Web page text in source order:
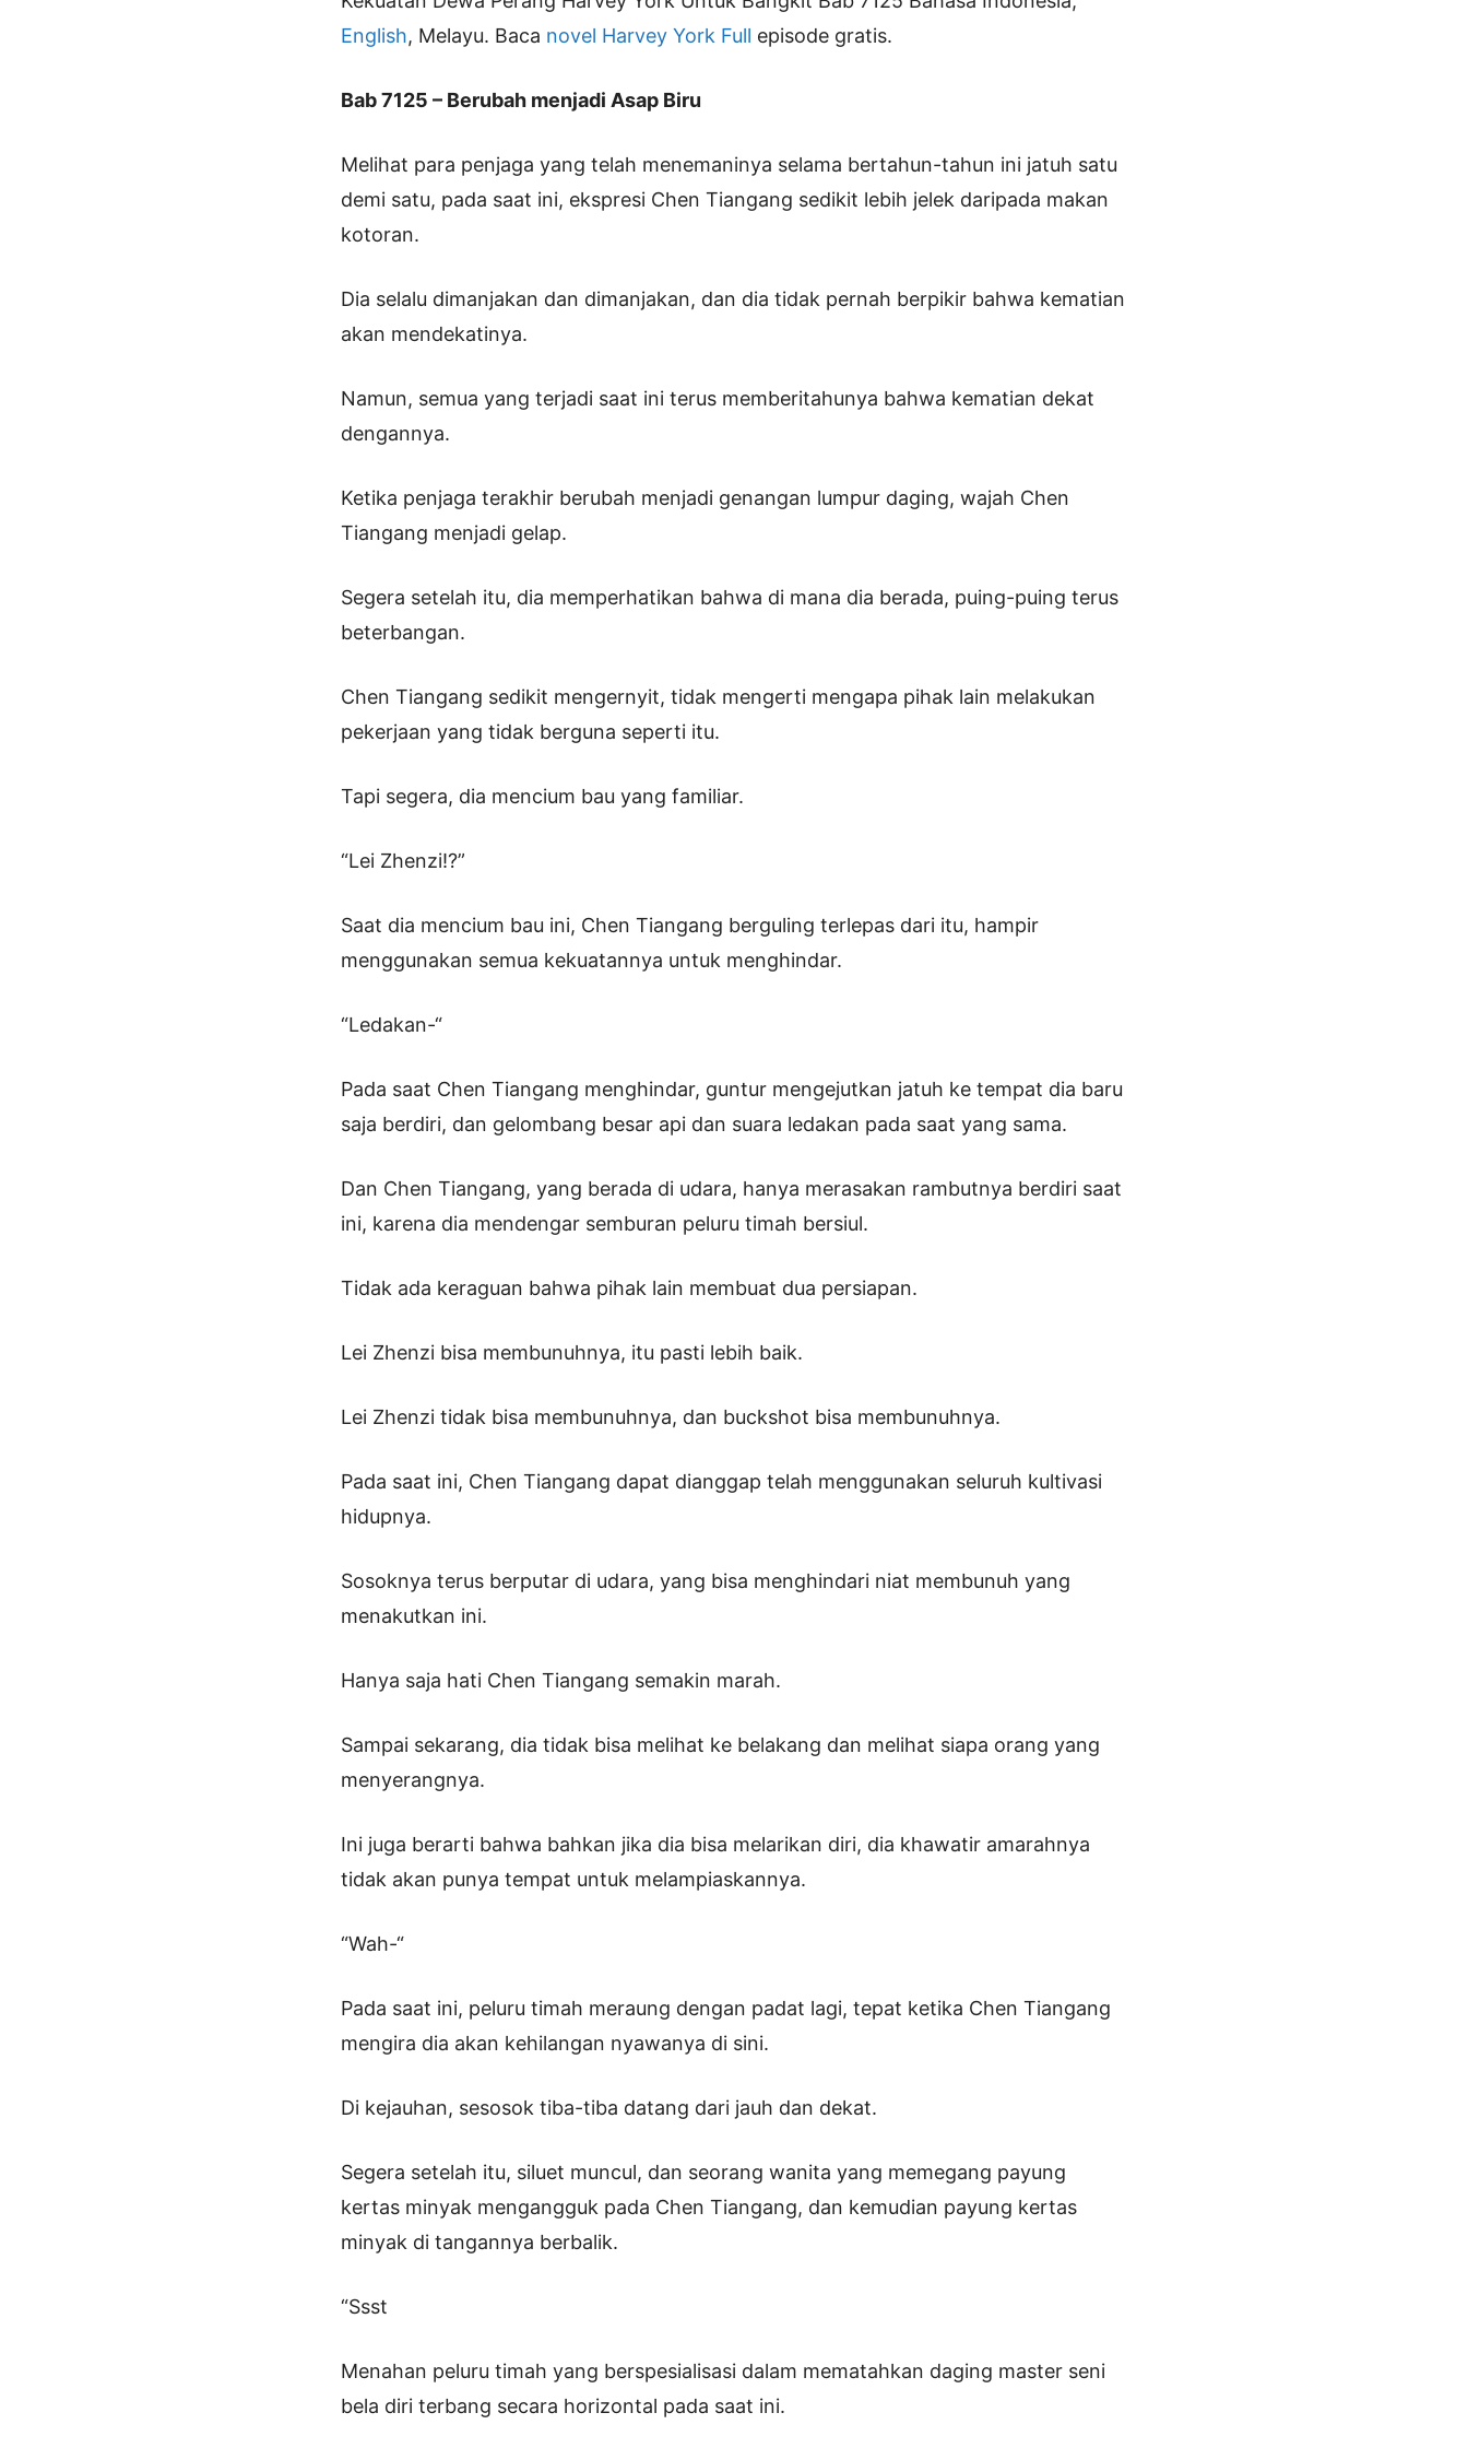
English, Melayu. Baca novel Harvey York Full episode gratis.
Bab 7125 – Berubah menjadi Asap Biru
Melihat para penjaga yang telah menemaninya selama bertahun-tahun ini jatuh satu
demi satu, pada saat ini, ekspresi Chen Tiangang sedikit lebih jelek daripada makan
kotoran.
Dia selalu dimanjakan dan dimanjakan, dan dia tidak pernah berpikir bahwa kematian
akan mendekatinya.
Namun, semua yang terjadi saat ini terus memberitahunya bahwa kematian dekat
dengannya.
Ketika penjaga terakhir berubah menjadi genangan lumpur daging, wajah Chen
Tiangang menjadi gelap.
Segera setelah itu, dia memperhatikan bahwa di mana dia berada, puing-puing terus
beterbangan.
Chen Tiangang sedikit mengernyit, tidak mengerti mengapa pihak lain melakukan
pekerjaan yang tidak berguna seperti itu.
Tapi segera, dia mencium bau yang familiar.
“Lei Zhenzi!?”
Saat dia mencium bau ini, Chen Tiangang berguling terlepas dari itu, hampir
menggunakan semua kekuatannya untuk menghindar.
“Ledakan-“
Pada saat Chen Tiangang menghindar, guntur mengejutkan jatuh ke tempat dia baru
saja berdiri, dan gelombang besar api dan suara ledakan pada saat yang sama.
Dan Chen Tiangang, yang berada di udara, hanya merasakan rambutnya berdiri saat
ini, karena dia mendengar semburan peluru timah bersiul.
Tidak ada keraguan bahwa pihak lain membuat dua persiapan.
Lei Zhenzi bisa membunuhnya, itu pasti lebih baik.
Lei Zhenzi tidak bisa membunuhnya, dan buckshot bisa membunuhnya.
Pada saat ini, Chen Tiangang dapat dianggap telah menggunakan seluruh kultivasi
hidupnya.
Sosoknya terus berputar di udara, yang bisa menghindari niat membunuh yang
menakutkan ini.
Hanya saja hati Chen Tiangang semakin marah.
Sampai sekarang, dia tidak bisa melihat ke belakang dan melihat siapa orang yang
menyerangnya.
Ini juga berarti bahwa bahkan jika dia bisa melarikan diri, dia khawatir amarahnya
tidak akan punya tempat untuk melampiaskannya.
“Wah-“
Pada saat ini, peluru timah meraung dengan padat lagi, tepat ketika Chen Tiangang
mengira dia akan kehilangan nyawanya di sini.
Di kejauhan, sesosok tiba-tiba datang dari jauh dan dekat.
Segera setelah itu, siluet muncul, dan seorang wanita yang memegang payung
kertas minyak mengangguk pada Chen Tiangang, dan kemudian payung kertas
minyak di tangannya berbalik.
“Ssst
Menahan peluru timah yang berspesialisasi dalam mematahkan daging master seni
bela diri terbang secara horizontal pada saat ini.